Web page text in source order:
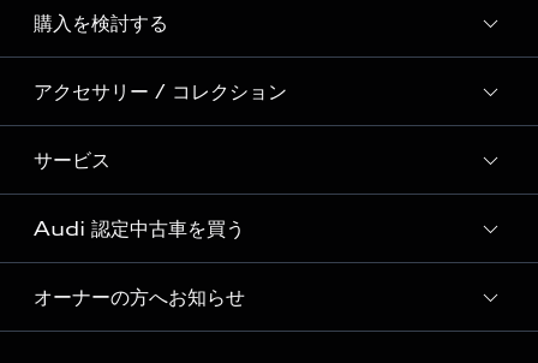
Story of Progress
Audi Sport
Formula 1®
デジタルサービス
ディーラー検索
新車在庫検索
試乗車・展示車検索
見積り依頼
試乗予約
購入を検討する
モデル一覧
特別仕様モデル / 限定モデル
e-tronラインアップ
価格シミュレーション
車両比較
アクセサリー / コレクション
純正アクセサリー
オンラインショップ
Audi collection
アウディナビアプリ
サービス
サービス入庫予約
サービスプログラム
メンテナンス
Audi 認定中古車を買う
Audi認定中古車
オーナーの方へお知らせ